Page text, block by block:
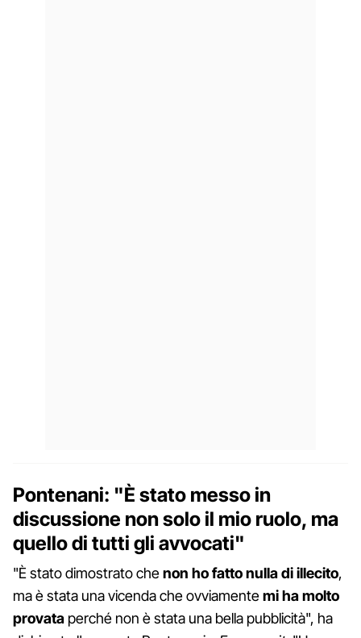
Pontenani: "È stato messo in
discussione non solo il mio ruolo, ma
quello di tutti gli avvocati"
"È stato dimostrato chenon ho fatto nulla di illecito,
ma è stata una vicenda che ovviamentemi ha molto
provata perché non è stata una bella pubblicità", ha